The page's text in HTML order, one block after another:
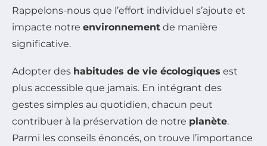
Rappelons-nous que l’effort individuel s’ajoute et
impacte notre environnement de manière
significative.
Adopter des habitudes de vie écologiques est
plus accessible que jamais. En intégrant des
gestes simples au quotidien, chacun peut
contribuer à la préservation de notre planète.
Parmi les conseils énoncés, on trouve l’importance